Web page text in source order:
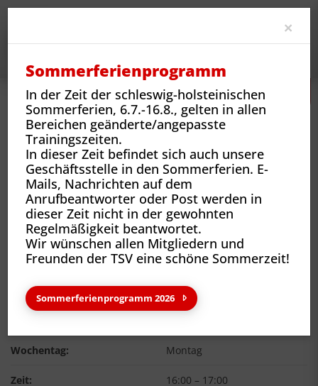
Sportarten Sportangebote und Abteilungen
Trainingszeiten
Trainingszeiten
Angebote
Wochentag: Montag
Zeit: 16:00 – 17:00
×
Sommerferienprogramm
In der Zeit der schleswig-holsteinischen
Sommerferien, 6.7.-16.8., gelten in allen
Bereichen geänderte/angepasste
Trainingszeiten.
In dieser Zeit befindet sich auch unsere
Geschäftsstelle in den Sommerferien. E-
Mails, Nachrichten auf dem
Anrufbeantworter oder Post werden in
dieser Zeit nicht in der gewohnten
Regelmäßigkeit beantwortet.
Wir wünschen allen Mitgliedern und
Freunden der TSV eine schöne Sommerzeit!
Sommerferienprogramm 2026